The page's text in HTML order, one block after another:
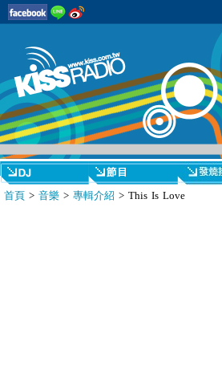
首頁 > 音樂 > 專輯介紹 > This Is Love